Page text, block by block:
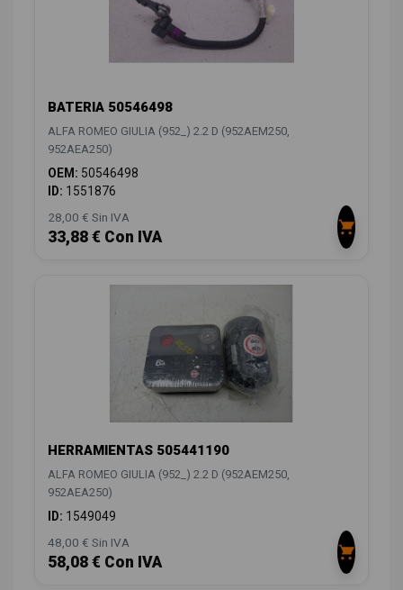
BATERIA 50546498
ALFA ROMEO GIULIA (952_) 2.2 D (952AEM250,
952AEA250)
OEM: 50546498
ID: 1551876
28,00 € Sin IVA
33,88 € Con IVA
HERRAMIENTAS 505441190
ALFA ROMEO GIULIA (952_) 2.2 D (952AEM250,
952AEA250)
ID: 1549049
48,00 € Sin IVA
58,08 € Con IVA